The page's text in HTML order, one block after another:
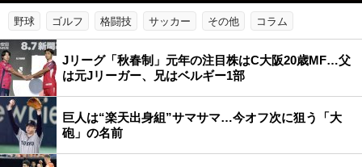
野球 ゴルフ 格闘技 サッカー その他 コラム
Jリーグ「秋春制」元年の注目株はC大阪20歳MF…父
は元Jリーガー、兄はベルギー1部
巨人は“楽天出身組”サマサマ…今オフ次に狙う「大
砲」の名前